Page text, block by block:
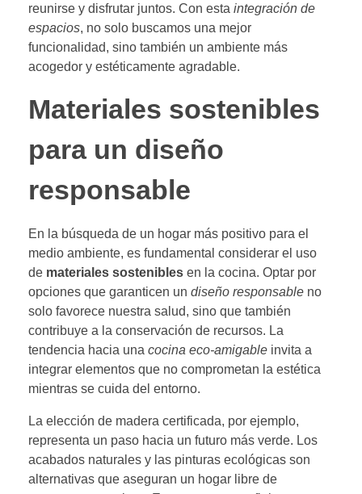
reunirse y disfrutar juntos. Con esta integración de
espacios, no solo buscamos una mejor
funcionalidad, sino también un ambiente más
acogedor y estéticamente agradable.
Materiales sostenibles
para un diseño
responsable
En la búsqueda de un hogar más positivo para el
medio ambiente, es fundamental considerar el uso
de materiales sostenibles en la cocina. Optar por
opciones que garanticen un diseño responsable no
solo favorece nuestra salud, sino que también
contribuye a la conservación de recursos. La
tendencia hacia una cocina eco-amigable invita a
integrar elementos que no comprometan la estética
mientras se cuida del entorno.
La elección de madera certificada, por ejemplo,
representa un paso hacia un futuro más verde. Los
acabados naturales y las pinturas ecológicas son
alternativas que aseguran un hogar libre de